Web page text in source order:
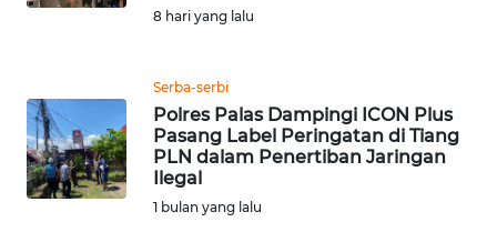
8 hari yang lalu
Serba-serbi
Polres Palas Dampingi ICON Plus
Pasang Label Peringatan di Tiang
PLN dalam Penertiban Jaringan
Ilegal
1 bulan yang lalu
REDAKSI
KARIR